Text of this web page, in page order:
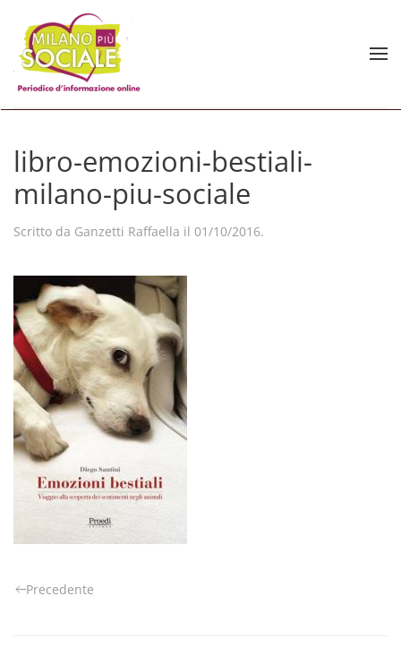
Skip to main content
libro-emozioni-bestiali-
milano-piu-sociale
Scritto da Ganzetti Raffaella il 01/10/2016.
Precedente